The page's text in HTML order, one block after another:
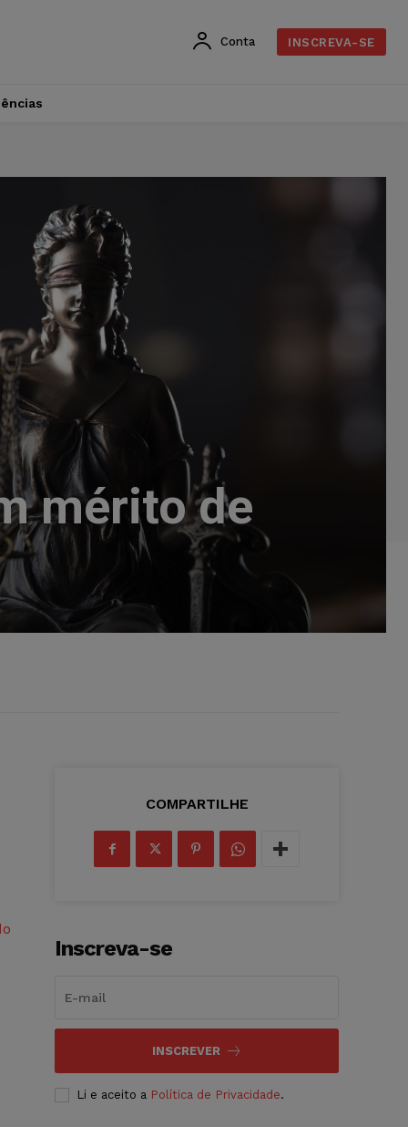
Conta INSCREVA-SE
mérito de
COMPARTILHE
Inscreva-se
INSCREVER
Li e aceito a Política de Privacidade.